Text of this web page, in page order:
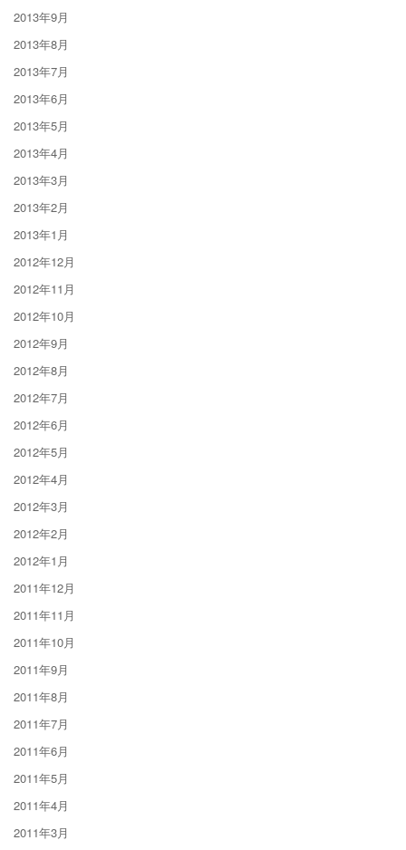
2013年9月
2013年8月
2013年7月
2013年6月
2013年5月
2013年4月
2013年3月
2013年2月
2013年1月
2012年12月
2012年11月
2012年10月
2012年9月
2012年8月
2012年7月
2012年6月
2012年5月
2012年4月
2012年3月
2012年2月
2012年1月
2011年12月
2011年11月
2011年10月
2011年9月
2011年8月
2011年7月
2011年6月
2011年5月
2011年4月
2011年3月